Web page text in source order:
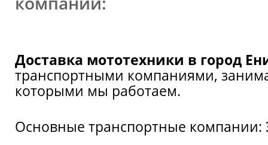
Доставка мототехники в город
транспортными компаниями,
которыми мы работаем.
Основные транспортные компании: